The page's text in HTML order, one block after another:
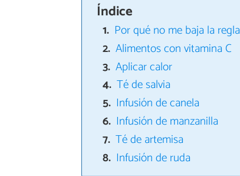
Índice
Por qué no me baja la regla
Alimentos con vitamina C
Aplicar calor
Té de salvia
Infusión de canela
Infusión de manzanilla
Té de artemisa
Infusión de ruda